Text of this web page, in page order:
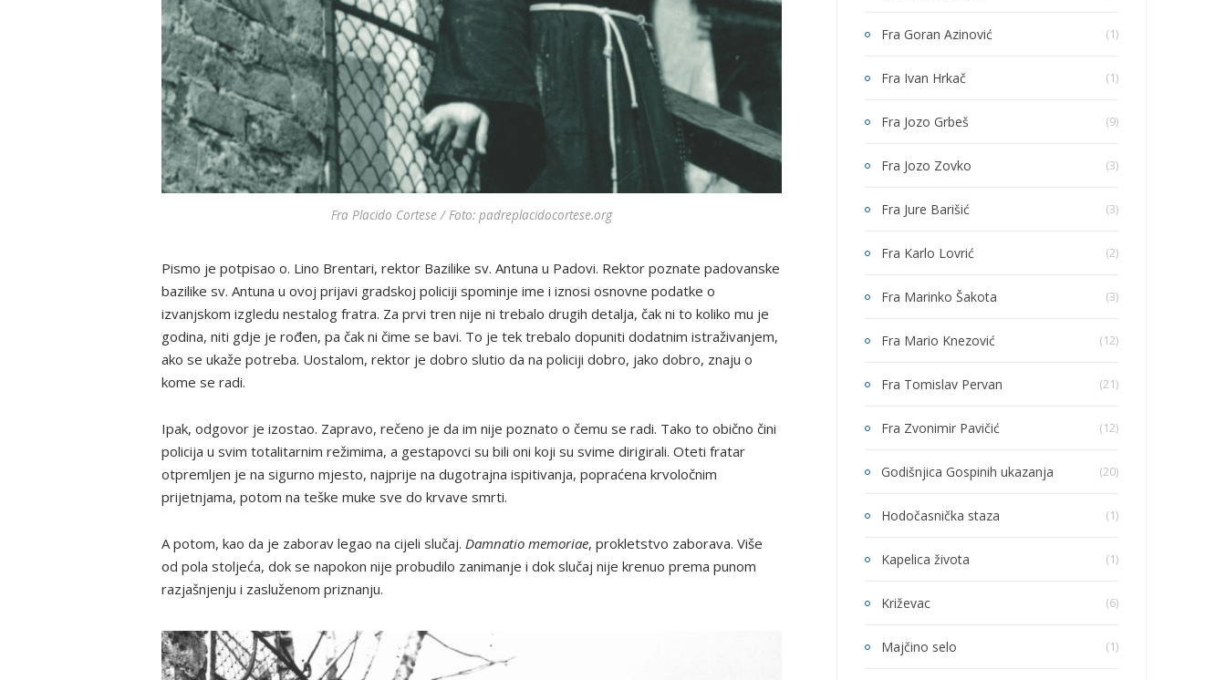
Fra Placido Cortese / Foto: padreplacidocortese.org
Pismo je potpisao o. Lino Brentari, rektor Bazilike sv. Antuna u Padovi. Rektor poznate padovanske
bazilike sv. Antuna u ovoj prijavi gradskoj policiji spominje ime i iznosi osnovne podatke o
izvanjskom izgledu nestalog fratra. Za prvi tren nije ni trebalo drugih detalja, čak ni to koliko mu je
godina, niti gdje je rođen, pa čak ni čime se bavi. To je tek trebalo dopuniti dodatnim istraživanjem,
ako se ukaže potreba. Uostalom, rektor je dobro slutio da na policiji dobro, jako dobro, znaju o
kome se radi.
Ipak, odgovor je izostao. Zapravo, rečeno je da im nije poznato o čemu se radi. Tako to obično čini
policija u svim totalitarnim režimima, a gestapovci su bili oni koji su svime dirigirali. Oteti fratar
otpremljen je na sigurno mjesto, najprije na dugotrajna ispitivanja, popraćena krvoločnim
prijetnjama, potom na teške muke sve do krvave smrti.
A potom, kao da je zaborav legao na cijeli slučaj. Damnatio memoriae, prokletstvo zaborava. Više
od pola stoljeća, dok se napokon nije probudilo zanimanje i dok slučaj nije krenuo prema punom
razjašnjenju i zasluženom priznanju.
Fra Goran Azinović (1)
Fra Ivan Hrkač (1)
Fra Jozo Grbeš (9)
Fra Jozo Zovko (3)
Fra Jure Barišić (3)
Fra Karlo Lovrić (2)
Fra Marinko Šakota (3)
Fra Mario Knezović (12)
Fra Tomislav Pervan (21)
Fra Zvonimir Pavičić (12)
Godišnjica Gospinih ukazanja (20)
Hodočasnička staza (1)
Kapelica života (1)
Križevac (6)
Majčino selo (1)